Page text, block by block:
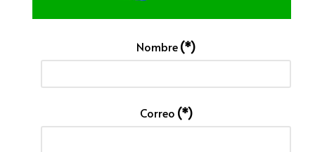
Nombre(*)
Correo (*)